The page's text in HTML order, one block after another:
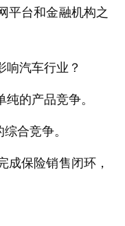
平台和金融机构之
响汽车行业？
的产品竞争。
合竞争。
成保险销售闭环，